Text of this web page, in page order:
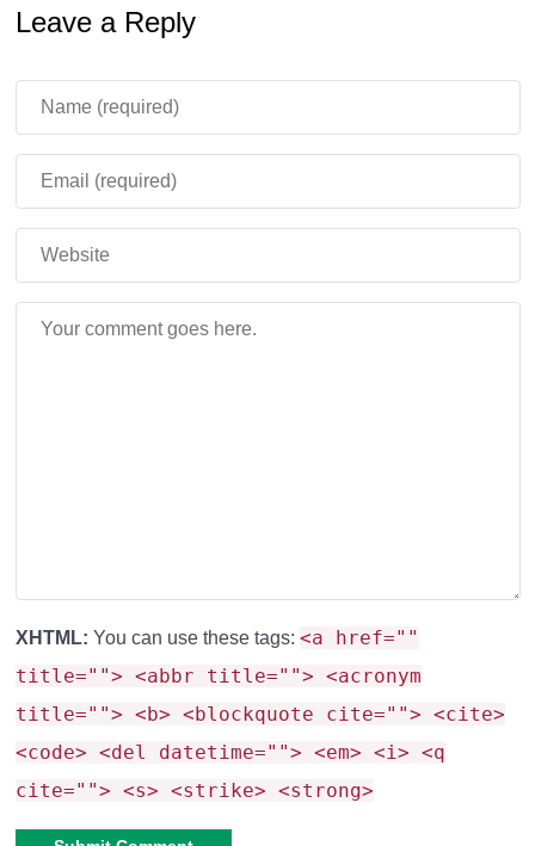
Leave a Reply
XHTML: You can use these tags: <a href=""
title=""> <abbr title=""> <acronym
title=""> <b> <blockquote cite=""> <cite>
<code> <del datetime=""> <em> <i> <q
cite=""> <s> <strike> <strong>